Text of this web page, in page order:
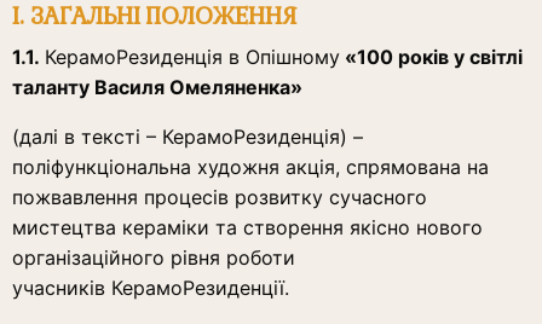
І. ЗАГАЛЬНІ ПОЛОЖЕННЯ
1.1. КерамоРезиденція в Опішному «100 років у світлі
таланту Василя Омеляненка»
(далі в тексті – КерамоРезиденція) –
поліфункціональна художня акція, спрямована на
пожвавлення процесів розвитку сучасного
мистецтва кераміки та створення якісно нового
організаційного рівня роботи
учасників КерамоРезиденції.